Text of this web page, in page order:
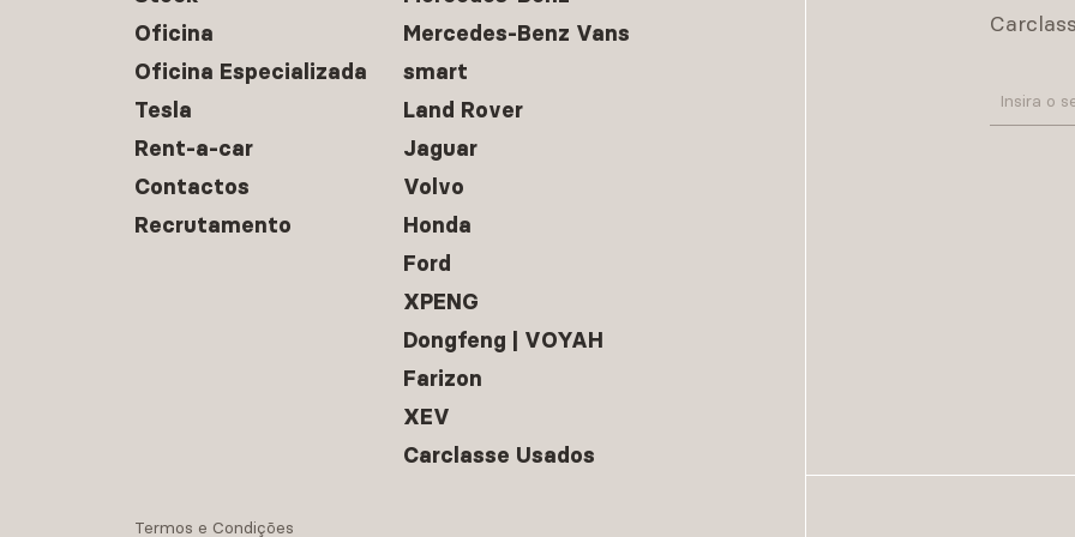
Oficina
Oficina Especializada
Tesla
Rent-a-car
Contactos
Recrutamento
Mercedes-Benz Vans
smart
Land Rover
Jaguar
Volvo
Honda
Ford
XPENG
Dongfeng | VOYAH
Farizon
XEV
Carclasse Usados
Termos e Condições